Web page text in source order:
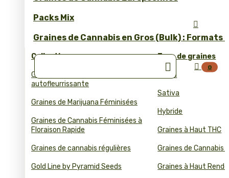
Packs Mix
Graines de Cannabis en Gros (Bulk) : Formats
Collections
Graines de cannabis
autofleurrissante
Graines de Marijuana Féminisées
Graines de Cannabis Féminisées à
Floraison Rapide
Graines de cannabis régulières
Gold Line by Pyramid Seeds
Type de graines
Indica
Sativa
Hybride
Graines à Haut THC
Graines de Cannabis
Graines à Haut


 0